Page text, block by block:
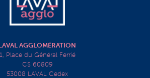
AGGLOMÉRATION
1, Place du Général Ferrié
CS 60809
53008 LAVAL Cedex